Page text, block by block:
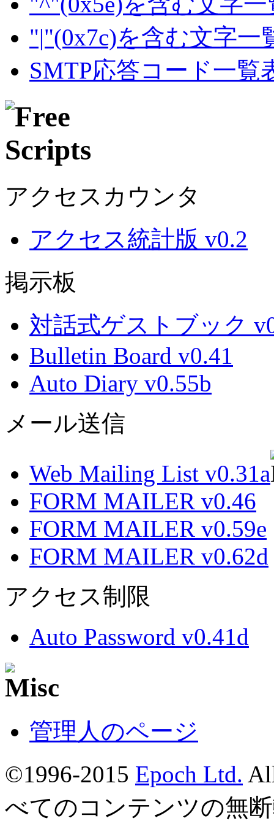
"|"(0x7c)を含む文字一
SMTP応答コード一覧
アクセスカウンタ
アクセス統計版 v0.2
掲示板
対話式ゲストブック
Bulletin Board v0.41
Auto Diary v0.55b
メール送信
Web Mailing List v0.31a
FORM MAILER v0.46
FORM MAILER v0.59e
FORM MAILER v0.62d
アクセス制限
Auto Password v0.41d
管理人のページ
©1996-2015 Epoch Ltd.
べてのコンテンツの無